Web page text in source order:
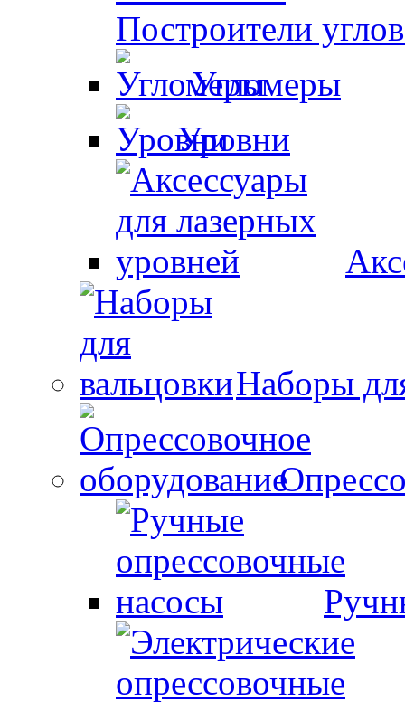
Построители
Угломеры
Уровни
Наборы